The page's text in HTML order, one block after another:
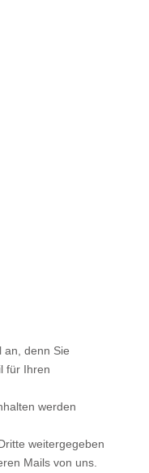
an, denn Sie
für Ihren
werden
weitergegeben
Mails von uns.